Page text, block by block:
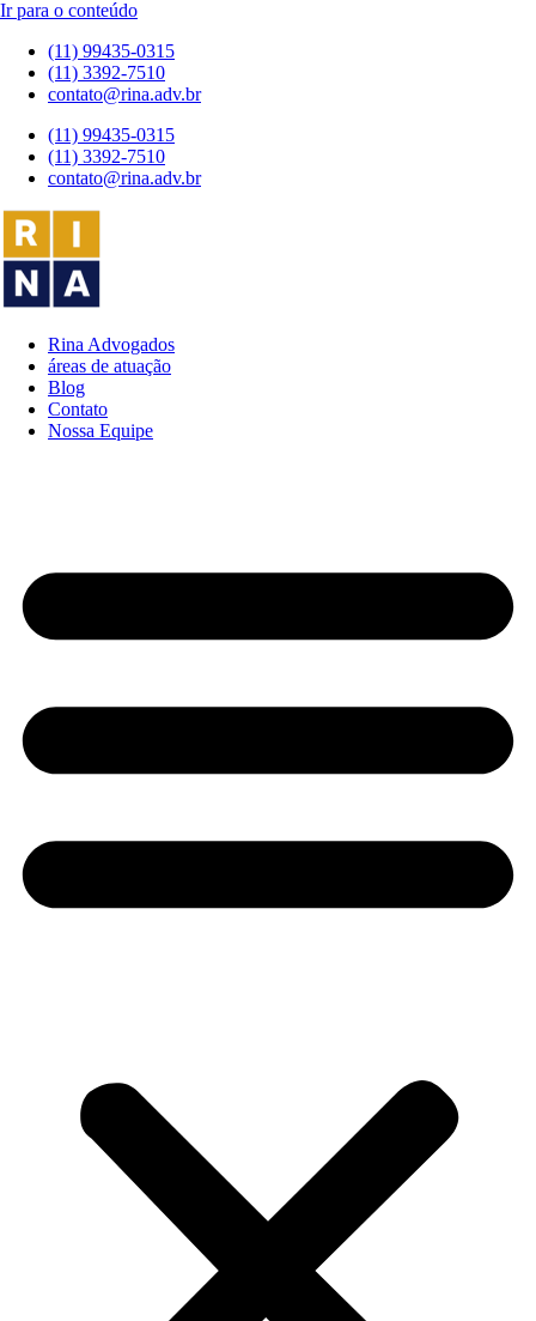
Ir para o conteúdo
(11) 99435-0315
(11) 3392-7510
contato@rina.adv.br
(11) 99435-0315
(11) 3392-7510
contato@rina.adv.br
Rina Advogados
áreas de atuação
Blog
Contato
Nossa Equipe